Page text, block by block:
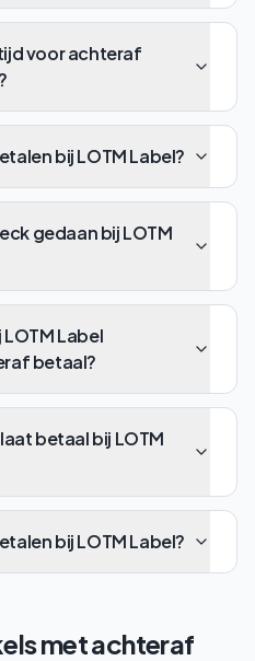
voor achteraf
bij LOTM Label?
gedaan bij LOTM
Label
betaal?
betaal bij LOTM
bij LOTM Label?
met achteraf